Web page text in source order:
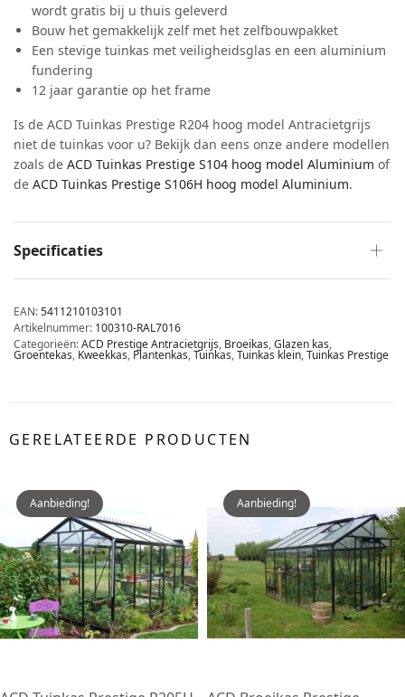
wordt gratis bij u thuis geleverd
Bouw het gemakkelijk zelf met het zelfbouwpakket
Een stevige tuinkas met veiligheidsglas en een aluminium
fundering
12 jaar garantie op het frame
Is de ACD Tuinkas Prestige R204 hoog model Antracietgrijs
niet de tuinkas voor u? Bekijk dan eens onze andere modellen
zoals deACD Tuinkas Prestige S104 hoog model Aluminium of
deACD Tuinkas Prestige S106H hoog model Aluminium.
Specificaties
EAN:5411210103101
Artikelnummer: 100310-RAL7016
Categorieën:ACD Prestige Antracietgrijs, Broeikas,Glazen kas,
Groentekas, Kweekkas, Plantenkas,Tuinkas,Tuinkas klein,Tuinkas Prestige
GERELATEERDE PRODUCTEN
Aanbieding! Aanbieding!